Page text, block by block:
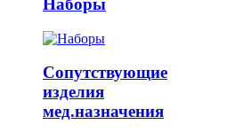
Наборы
Сопутствующие
изделия
мед.назначения